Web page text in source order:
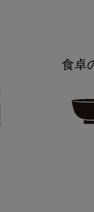
食卓